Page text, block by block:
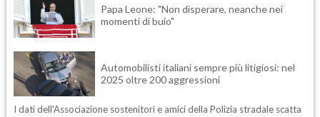
Papa Leone: "Non disperare, neanche nei
momenti di buio"
Automobilisti italiani sempre più litigiosi: nel
2025 oltre 200 aggressioni
I dati dell'Associazione sostenitori e amici della Polizia stradale scatta